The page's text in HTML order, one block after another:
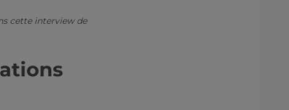
cette interview de